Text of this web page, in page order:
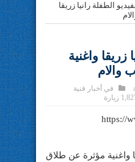
الطفلة رانيا زريقا
زريقا واغنية
والام
في أخبار فنية
زيارة
https://
واغنية مؤثرة عن طلاق